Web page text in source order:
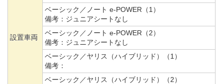
設置車両
ベーシック／ノート e-POWER（1）
備考： ジュニアシートなし
ベーシック／ノート e-POWER（2）
備考： ジュニアシートなし
ベーシック／ヤリス（ハイブリッド）（1）
備考：
ベーシック／ヤリス（ハイブリッド）（2）